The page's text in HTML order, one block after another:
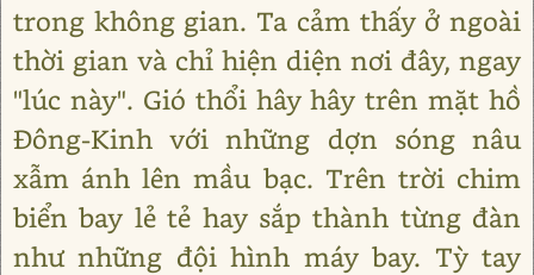
trong không gian. Ta cảm thấy ở ngoài
thời gian và chỉ hiện diện nơi đây, ngay
"lúc này". Gió thổi hây hây trên mặt hồ
Đông-Kinh với những dợn sóng nâu
xẫm ánh lên mầu bạc. Trên trời chim
biển bay lẻ tẻ hay sắp thành từng đàn
như những đội hình máy bay. Tỳ tay